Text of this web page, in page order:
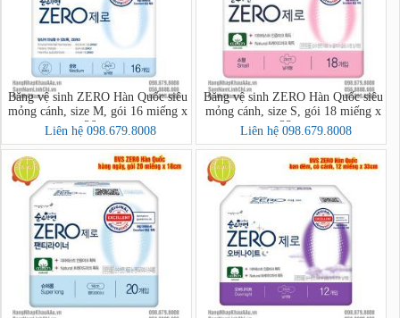
Băng vệ sinh ZERO Hàn Quốc siêu
mỏng cánh, size M, gói 16 miếng x
26cm
Liên hệ 098.679.8008
Băng vệ sinh ZERO Hàn Quốc siêu
mỏng cánh, size S, gói 18 miếng x
23cm
Liên hệ 098.679.8008